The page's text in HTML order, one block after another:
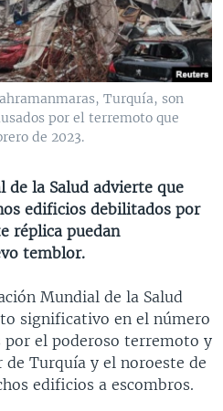
Turquía, son
por el terremoto que
de 2023.
de la Salud advierte que
edificios debilitados por
réplica puedan
temblor.
Mundial de la Salud
significativo en el número
por el poderoso terremoto y
Turquía y el noroeste de
edificios a escombros.